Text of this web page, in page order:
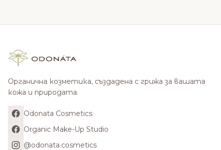
Органична козметика, създадена с грижа за вашата
кожа и природата.
Odonata Cosmetics
Organic Make-Up Studio
@odonata.cosmetics